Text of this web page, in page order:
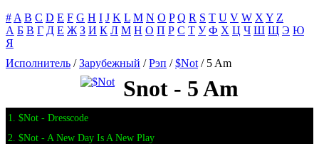
# A B C D E F G H I J K L M N O P Q R S T U V W X Y Z
А Б В Г Д Е Ж З И К Л М Н О П Р С Т У Ф Х Ц Ч Ш Щ Э Ю
Я
Исполнитель /Зарубежный /Рэп /$Not / 5 Am
Snot - 5 Am
1. $Not - Dresscode
2. $Not - A New Day Is A New Play